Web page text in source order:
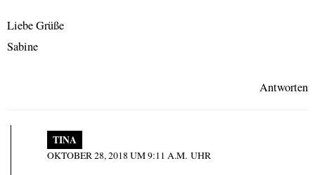
Liebe Grüße
Sabine
Antworten
TINA
OKTOBER 28, 2018 UM 9:11 A.M. UHR